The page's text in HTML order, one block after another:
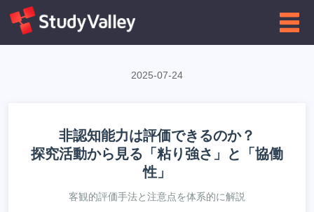
←大学向け インフォグラフィクス一覧に戻る
2025-07-24
非認知能力は評価できるのか？
探究活動から見る「粘り強さ」と「協働
性」
客観的評価手法と注意点を体系的に解説